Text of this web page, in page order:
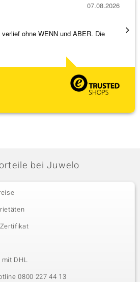
ohne WENN und ABER. Die
07.08.2026
bei Juwelo
DHL
0800 227 44 13